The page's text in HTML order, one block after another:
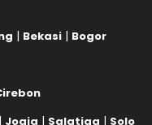
| Bekasi | Bogor
| Jogja | Salatiga | Solo